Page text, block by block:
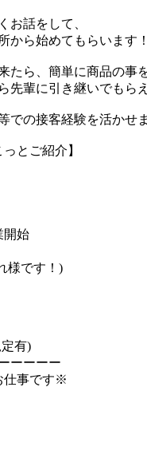
お話をして、
から始めてもらいます！
たら、簡単に商品の事
先輩に引き継いでもら
での接客経験を活かせ
とご紹介】
開始
様です！)
有)
ーーーー
仕事です※